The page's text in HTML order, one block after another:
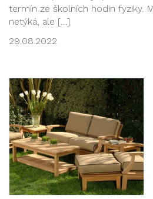
termín ze školních hodin fyziky.
netýká, ale […]
29.08.2022